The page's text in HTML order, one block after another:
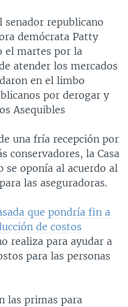
senador republicano
demócrata Patty
el martes por la
atender los mercados
en el limbo
por derogar y
Asequibles
una fría recepción por
conservadores, la Casa
se oponía al acuerdo al
las aseguradoras.
que pondría fin a
de costos
realiza para ayudar a
para las personas
las primas para